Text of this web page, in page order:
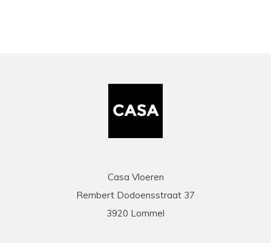
Casa Vloeren
Rembert Dodoensstraat 37
3920 Lommel